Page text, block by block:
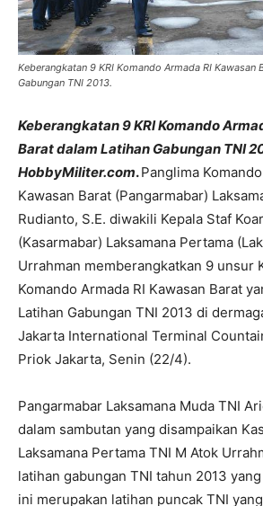
Keberangkatan 9 KRI Komando Armada RI Kawasan
Gabungan TNI 2013.
Keberangkatan 9 KRI Komando
Barat dalam Latihan Gabungan TNI
HobbyMiliter.com.Panglima
Kawasan Barat (Pangarmabar)
Rudianto, S.E. diwakili Kepala Staf
(Kasarmabar) Laksamana Pertama
Urrahman memberangkatkan 9 unsur
Komando Armada RI Kawasan Barat
Latihan Gabungan TNI 2013 di
Jakarta International Terminal
Priok Jakarta, Senin (22/4).
Pangarmabar Laksamana Muda TNI
dalam sambutan yang disampaikan
Laksamana Pertama TNI M Atok
latihan gabungan TNI tahun 2013
ini merupakan latihan puncak TNI